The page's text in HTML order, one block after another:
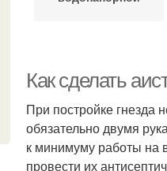
Как сделать
При постройке гнезда
обязательно двумя
к минимуму работы на
провести их